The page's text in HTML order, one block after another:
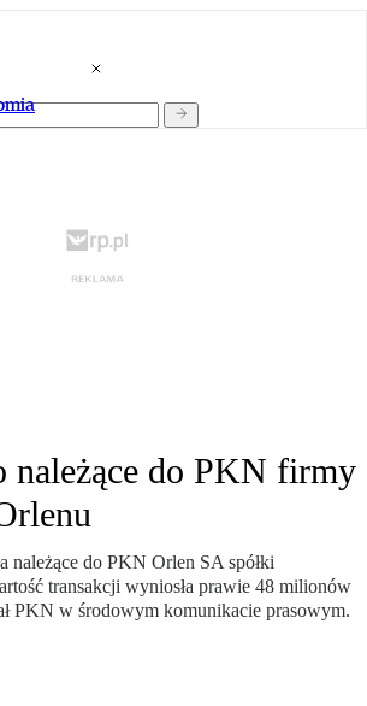
należące do PKN firmy
należące do PKN Orlen SA spółki
transakcji wyniosła prawie 48 milionów
PKN w środowym komunikacie prasowym.